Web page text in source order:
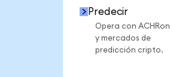
Predecir
Opera con ACHRon
y mercados de
predicción cripto.